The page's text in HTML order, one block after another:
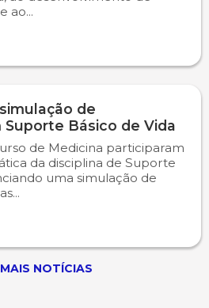
ao...
de
Básico de Vida
de Medicina participaram
da disciplina de Suporte
uma simulação de
NOTÍCIAS